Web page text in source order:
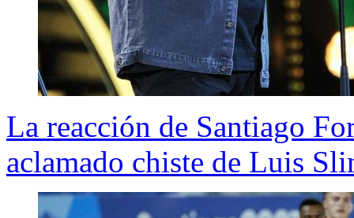
La reacción de Santiago
aclamado chiste de Luis